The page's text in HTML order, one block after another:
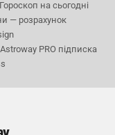
на сьогодні
— розрахунок
Astroway PRO підписка